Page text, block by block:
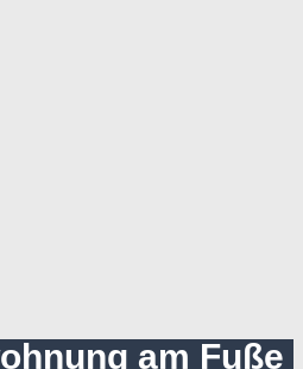
am Fuße